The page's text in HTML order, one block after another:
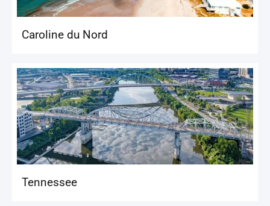
Caroline du Nord
Tennessee